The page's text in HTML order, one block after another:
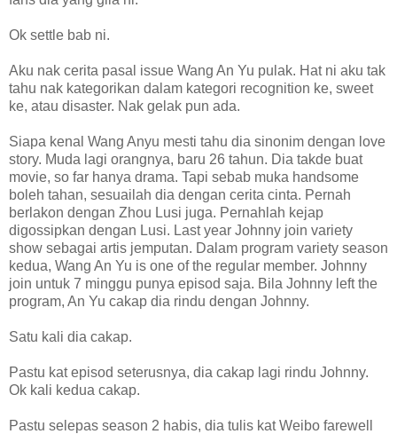
Ok settle bab ni.
Aku nak cerita pasal issue Wang An Yu pulak. Hat ni aku tak
tahu nak kategorikan dalam kategori recognition ke, sweet
ke, atau disaster. Nak gelak pun ada.
Siapa kenal Wang Anyu mesti tahu dia sinonim dengan love
story. Muda lagi orangnya, baru 26 tahun. Dia takde buat
movie, so far hanya drama. Tapi sebab muka handsome
boleh tahan, sesuailah dia dengan cerita cinta. Pernah
berlakon dengan Zhou Lusi juga. Pernahlah kejap
digossipkan dengan Lusi. Last year Johnny join variety
show sebagai artis jemputan. Dalam program variety season
kedua, Wang An Yu is one of the regular member. Johnny
join untuk 7 minggu punya episod saja. Bila Johnny left the
program, An Yu cakap dia rindu dengan Johnny.
Satu kali dia cakap.
Pastu kat episod seterusnya, dia cakap lagi rindu Johnny.
Ok kali kedua cakap.
Pastu selepas season 2 habis, dia tulis kat Weibo farewell